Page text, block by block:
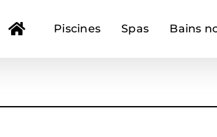
Piscines Spas Bains